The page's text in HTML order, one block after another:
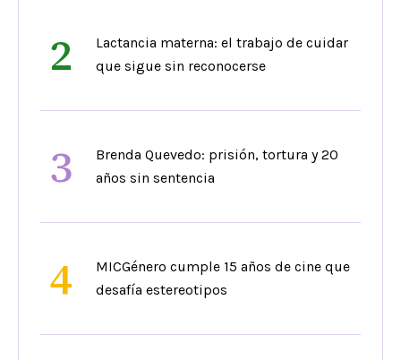
2
Lactancia materna: el trabajo de cuidar
que sigue sin reconocerse
3
Brenda Quevedo: prisión, tortura y 20
años sin sentencia
4
MICGénero cumple 15 años de cine que
desafía estereotipos